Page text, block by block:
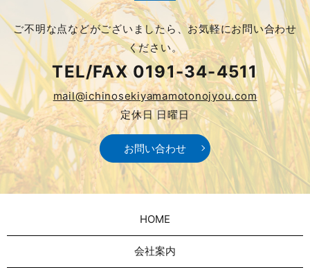
ご不明な点などがございましたら、お気軽にお問い合わせ
ください。
TEL/FAX 0191-34-4511
mail@ichinosekiyamamotonojyou.com
定休日 日曜日
お問い合わせ
HOME
会社案内